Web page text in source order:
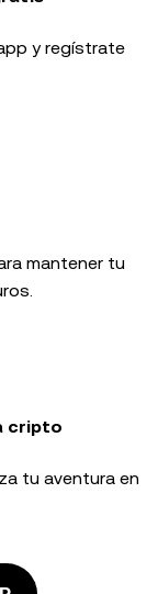
y regístrate
mantener tu
cripto
tu aventura en